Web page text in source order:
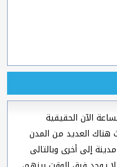
الآن الحقيقية
العديد من المدن
إلى أخرى وبالتالى